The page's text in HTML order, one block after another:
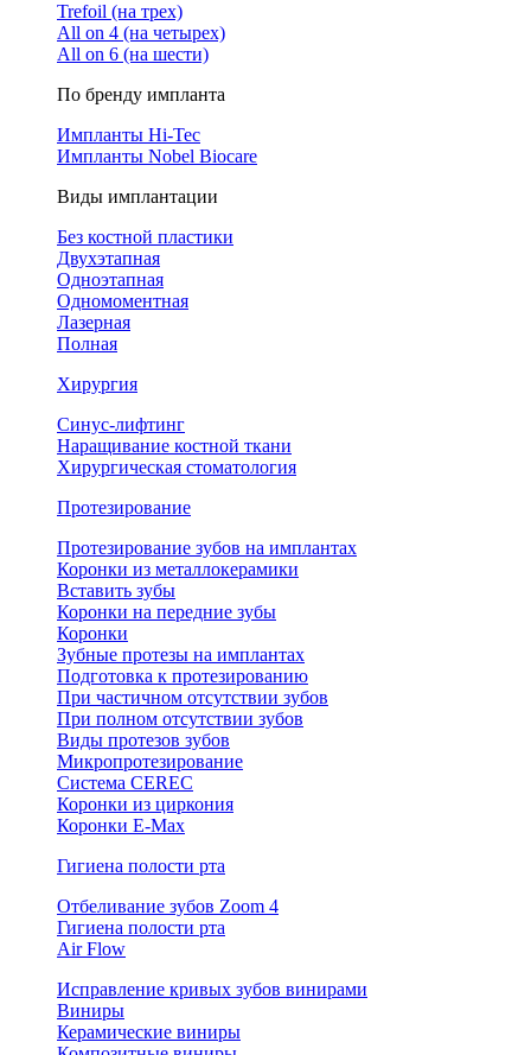
Trefoil (на трех)
All on 4 (на четырех)
All on 6 (на шести)
По бренду импланта
Импланты Hi-Tec
Импланты Nobel Biocare
Виды имплантации
Без костной пластики
Двухэтапная
Одноэтапная
Одномоментная
Лазерная
Полная
Хирургия
Синус-лифтинг
Наращивание костной ткани
Хирургическая стоматология
Протезирование
Протезирование зубов на имплантах
Коронки из металлокерамики
Вставить зубы
Коронки на передние зубы
Коронки
Зубные протезы на имплантах
Подготовка к протезированию
При частичном отсутствии зубов
При полном отсутствии зубов
Виды протезов зубов
Микропротезирование
Система CEREC
Коронки из циркония
Коронки E-Max
Гигиена полости рта
Отбеливание зубов Zoom 4
Гигиена полости рта
Air Flow
Исправление кривых зубов винирами
Виниры
Керамические виниры